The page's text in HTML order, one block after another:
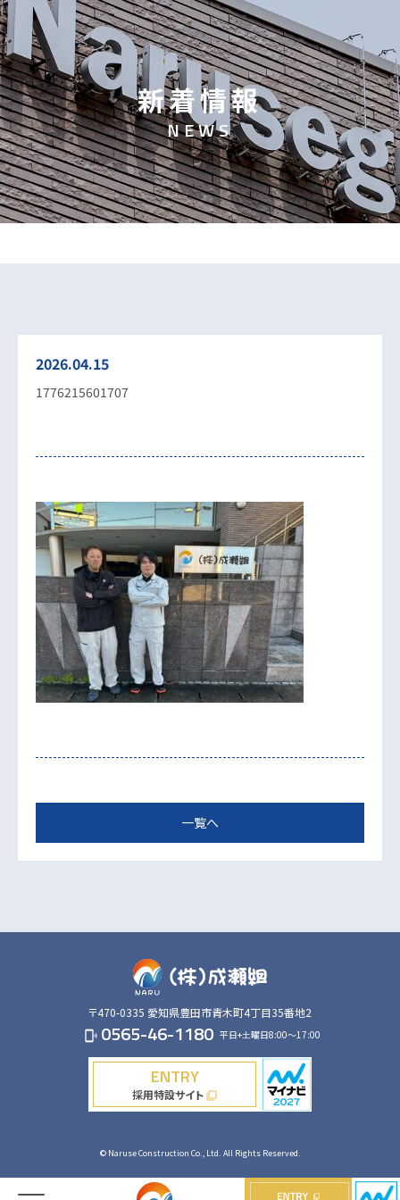
新着情報
NEWS
2026.04.15
1776215601707
一覧へ
〒470-0335 愛知県豊田市青木町4丁目35番地2
phonelink_ring 0565-46-1180 平日+土曜日8:00～17:00
ENTRY
採用特設サイトfilter_none
© Naruse Construction Co., Ltd. All Rights Reserved.